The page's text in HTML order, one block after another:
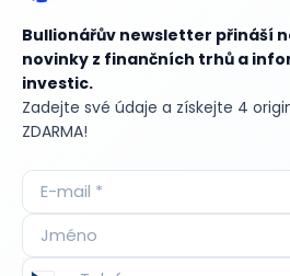
Bullionářův newsletter přináší
novinky z finančních trhů a
investic.
Zadejte své údaje a získejte 4
ZDARMA!Aktuální